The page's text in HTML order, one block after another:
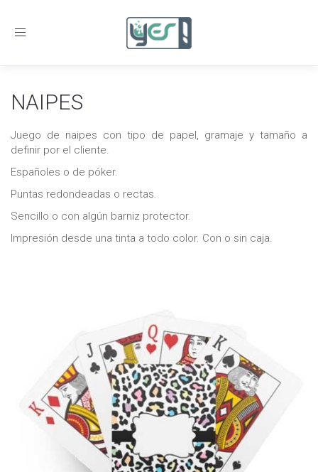
Toggle
NAIPES
Juego de naipes con tipo de papel, gramaje y tamaño a
definir por el cliente.
Españoles o de póker.
Puntas redondeadas o rectas.
Sencillo o con algún barniz protector.
Impresión desde una tinta a todo color. Con o sin caja.